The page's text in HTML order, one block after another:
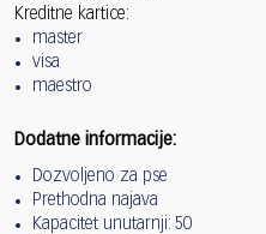
Kreditne kartice:
master
visa
maestro
Dodatne informacije:
Dozvoljeno za pse
Prethodna najava
Kapacitet unutarnji: 50